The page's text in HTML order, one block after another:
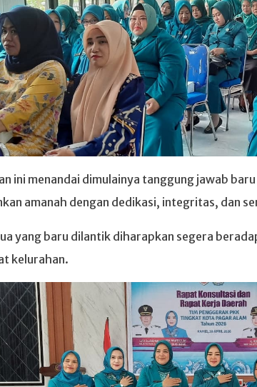
ini menandai dimulainya tanggung jawab
amanah dengan dedikasi, integritas, dan
yang baru dilantik diharapkan segera
kelurahan.